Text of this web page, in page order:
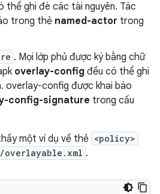
thể ghi đè các tài nguyên. Tác
trong thẻ named-actor trong
. Mọi lớp phủ được ký bằng chữ
overlay-config đều có thể ghi
overlay-config được khai báo
config-signature trong cấu
một ví dụ về thẻ <policy>
overlayable.xml .